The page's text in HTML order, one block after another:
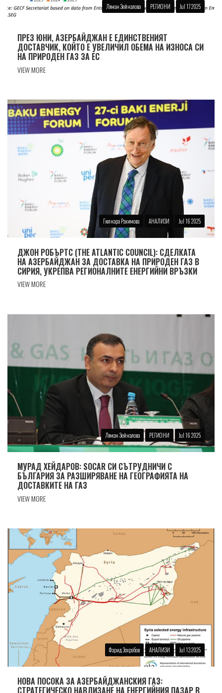
Ляман Зейналова РЕГИОНИ Jul 17 2025
ПРЕЗ ЮНИ, АЗЕРБАЙДЖАН Е ЕДИНСТВЕНИЯТ
ДОСТАВЧИК, КОЙТО Е УВЕЛИЧИЛ ОБЕМА НА ИЗНОСА СИ
НА ПРИРОДЕН ГАЗ ЗА ЕС
VIEW MORE
Гюлнара Рахимова АНАЛИЗИ Jul 16 2025
ДЖОН РОБЪРТС (THE ATLANTIC COUNCIL): СДЕЛКАТА
НА АЗЕРБАЙДЖАН ЗА ДОСТАВКА НА ПРИРОДЕН ГАЗ В
СИРИЯ, УКРЕПВА РЕГИОНАЛНИТЕ ЕНЕРГИЙНИ ВРЪЗКИ
VIEW MORE
Ляман Зейналова РЕГИОНИ Jul 16 2025
МУРАД ХЕЙДАРОВ: SOCAR СИ СЪТРУДНИЧИ С
БЪЛГАРИЯ ЗА РАЗШИРЯВАНЕ НА ГЕОГРАФИЯТА НА
ДОСТАВКИТЕ НА ГАЗ
VIEW MORE
Фарид Зохрабов АНАЛИЗИ Jul 13 2025
НОВА ПОСОКА ЗА АЗЕРБАЙДЖАНСКИЯ ГАЗ:
СТРАТЕГИЧЕСКО НАВЛИЗАНЕ НА ЕНЕРГИЙНИЯ ПАЗАР В